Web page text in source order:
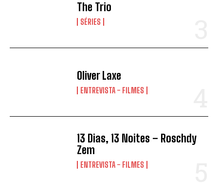
The Trio
SÉRIES
Oliver Laxe
ENTREVISTA - FILMES
13 Dias, 13 Noites – Roschdy
Zem
ENTREVISTA - FILMES